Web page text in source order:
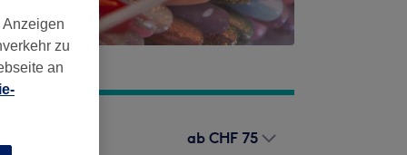
ab CHF 75
zu
an